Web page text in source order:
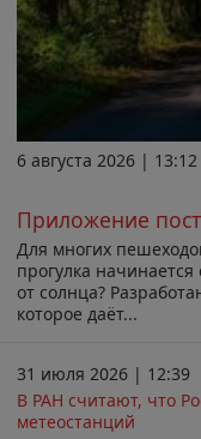
6 августа 2026 | 13:12
Приложение
Для многих
прогулка
от солнца?
которое даёт...
31 июля 2026 | 12:39
В РАН считают, что
метеостанций